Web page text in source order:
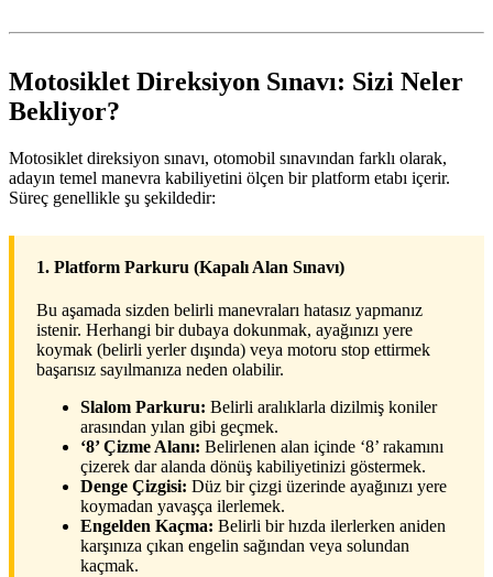
Motosiklet Direksiyon Sınavı: Sizi Neler
Bekliyor?
Motosiklet direksiyon sınavı, otomobil sınavından farklı olarak,
adayın temel manevra kabiliyetini ölçen bir platform etabı içerir.
Süreç genellikle şu şekildedir:
1. Platform Parkuru (Kapalı Alan Sınavı)
Bu aşamada sizden belirli manevraları hatasız yapmanız
istenir. Herhangi bir dubaya dokunmak, ayağınızı yere
koymak (belirli yerler dışında) veya motoru stop ettirmek
başarısız sayılmanıza neden olabilir.
Slalom Parkuru: Belirli aralıklarla dizilmiş koniler
arasından yılan gibi geçmek.
‘8’ Çizme Alanı: Belirlenen alan içinde ‘8’ rakamını
çizerek dar alanda dönüş kabiliyetinizi göstermek.
Denge Çizgisi: Düz bir çizgi üzerinde ayağınızı yere
koymadan yavaşça ilerlemek.
Engelden Kaçma: Belirli bir hızda ilerlerken aniden
karşınıza çıkan engelin sağından veya solundan
kaçmak.